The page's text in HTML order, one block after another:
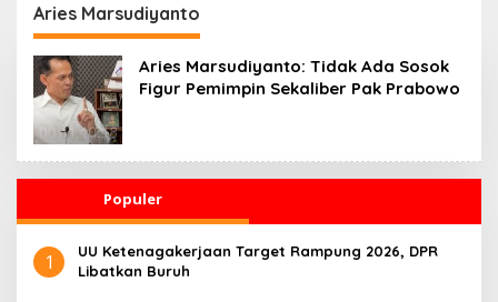
Aries Marsudiyanto
Aries Marsudiyanto: Tidak Ada Sosok
Figur Pemimpin Sekaliber Pak Prabowo
Populer
1
UU Ketenagakerjaan Target Rampung 2026, DPR
Libatkan Buruh